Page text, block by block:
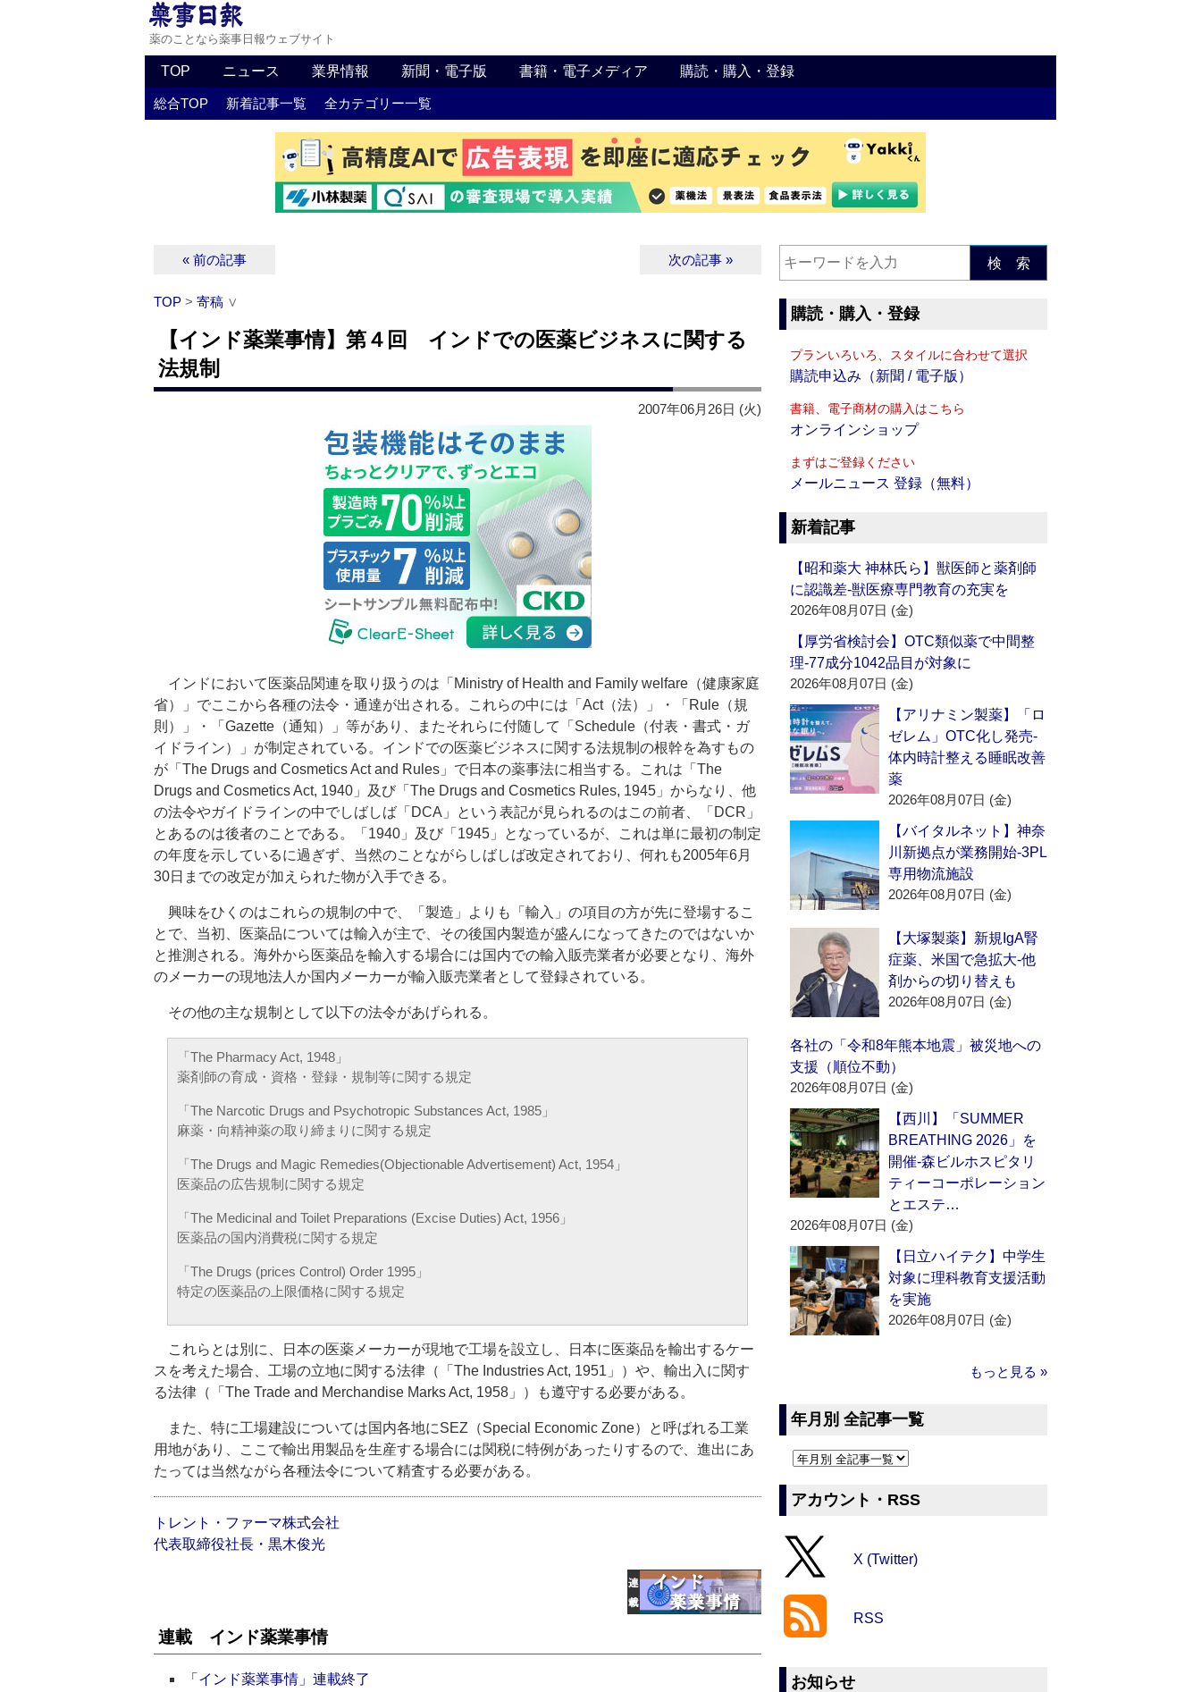
薬のことなら薬事日報ウェブサイト
TOP ニュース 業界情報 新聞・電子版 書籍・電子メディア 購読・購入・登録
総合TOP 新着記事一覧 全カテゴリー一覧
« 前の記事 次の記事 »
TOP > 寄稿 ∨
【インド薬業事情】第４回 インドでの医薬ビジネスに関する
法規制
2007年06月26日 (火)
インドにおいて医薬品関連を取り扱うのは「Ministry of Health and Family welfare（健康家庭
省）」でここから各種の法令・通達が出される。これらの中には「Act（法）」・「Rule（規
則）」・「Gazette（通知）」等があり、またそれらに付随して「Schedule（付表・書式・ガ
イドライン）」が制定されている。インドでの医薬ビジネスに関する法規制の根幹を為すもの
が「The Drugs and Cosmetics Act and Rules」で日本の薬事法に相当する。これは「The
Drugs and Cosmetics Act, 1940」及び「The Drugs and Cosmetics Rules, 1945」からなり、他
の法令やガイドラインの中でしばしば「DCA」という表記が見られるのはこの前者、「DCR」
とあるのは後者のことである。「1940」及び「1945」となっているが、これは単に最初の制定
の年度を示しているに過ぎず、当然のことながらしばしば改定されており、何れも2005年6月
30日までの改定が加えられた物が入手できる。
興味をひくのはこれらの規制の中で、「製造」よりも「輸入」の項目の方が先に登場するこ
とで、当初、医薬品については輸入が主で、その後国内製造が盛んになってきたのではないか
と推測される。海外から医薬品を輸入する場合には国内での輸入販売業者が必要となり、海外
のメーカーの現地法人か国内メーカーが輸入販売業者として登録されている。
その他の主な規制として以下の法令があげられる。
「The Pharmacy Act, 1948」
薬剤師の育成・資格・登録・規制等に関する規定
「The Narcotic Drugs and Psychotropic Substances Act, 1985」
麻薬・向精神薬の取り締まりに関する規定
「The Drugs and Magic Remedies(Objectionable Advertisement) Act, 1954」
医薬品の広告規制に関する規定
「The Medicinal and Toilet Preparations (Excise Duties) Act, 1956」
医薬品の国内消費税に関する規定
「The Drugs (prices Control) Order 1995」
特定の医薬品の上限価格に関する規定
これらとは別に、日本の医薬メーカーが現地で工場を設立し、日本に医薬品を輸出するケー
スを考えた場合、工場の立地に関する法律（「The Industries Act, 1951」）や、輸出入に関す
る法律（「The Trade and Merchandise Marks Act, 1958」）も遵守する必要がある。
また、特に工場建設については国内各地にSEZ（Special Economic Zone）と呼ばれる工業
用地があり、ここで輸出用製品を生産する場合には関税に特例があったりするので、進出にあ
たっては当然ながら各種法令について精査する必要がある。
トレント・ファーマ株式会社
代表取締役社長・黒木俊光
連載 インド薬業事情
「インド薬業事情」連載終了
検 索
購読・購入・登録
プランいろいろ、スタイルに合わせて選択
購読申込み（新聞 / 電子版）
書籍、電子商材の購入はこちら
オンラインショップ
まずはご登録ください
メールニュース 登録（無料）
新着記事
【昭和薬大 神林氏ら】獣医師と薬剤師
に認識差‐獣医療専門教育の充実を
2026年08月07日 (金)
【厚労省検討会】OTC類似薬で中間整
理‐77成分1042品目が対象に
2026年08月07日 (金)
【アリナミン製薬】「ロ
ゼレム」OTC化し発売‐
体内時計整える睡眠改善
薬
2026年08月07日 (金)
【バイタルネット】神奈
川新拠点が業務開始‐3PL
専用物流施設
2026年08月07日 (金)
【大塚製薬】新規IgA腎
症薬、米国で急拡大‐他
剤からの切り替えも
2026年08月07日 (金)
各社の「令和8年熊本地震」被災地への
支援（順位不動）
2026年08月07日 (金)
【西川】「SUMMER
BREATHING 2026」を
開催‐森ビルホスピタリ
ティーコーポレーション
とエステ…
2026年08月07日 (金)
【日立ハイテク】中学生
対象に理科教育支援活動
を実施
2026年08月07日 (金)
もっと見る »
年月別 全記事一覧
アカウント・RSS
X (Twitter)
RSS
お知らせ